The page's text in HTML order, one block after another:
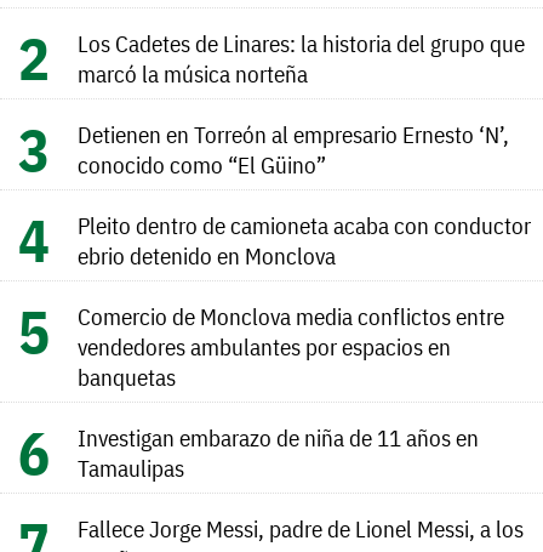
Los Cadetes de Linares: la historia del grupo que
marcó la música norteña
Detienen en Torreón al empresario Ernesto ‘N’,
conocido como “El Güino”
Pleito dentro de camioneta acaba con conductor
ebrio detenido en Monclova
Comercio de Monclova media conflictos entre
vendedores ambulantes por espacios en
banquetas
Investigan embarazo de niña de 11 años en
Tamaulipas
Fallece Jorge Messi, padre de Lionel Messi, a los